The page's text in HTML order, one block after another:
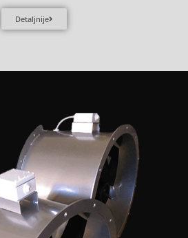
Detaljnije